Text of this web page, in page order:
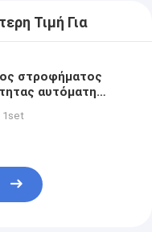
Τιμή Για
στροφήματος
αυτόματη
γάλακτος
1set